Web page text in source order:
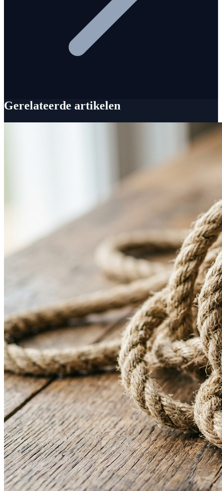
Gerelateerde artikelen